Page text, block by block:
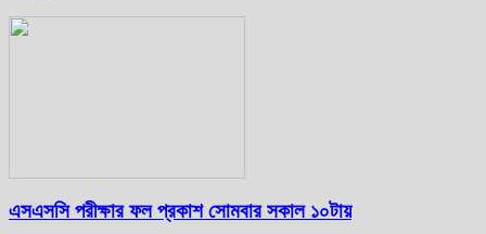
এসএসসি পরীক্ষার ফল প্রকাশ সোমবার সকাল ১০টায়